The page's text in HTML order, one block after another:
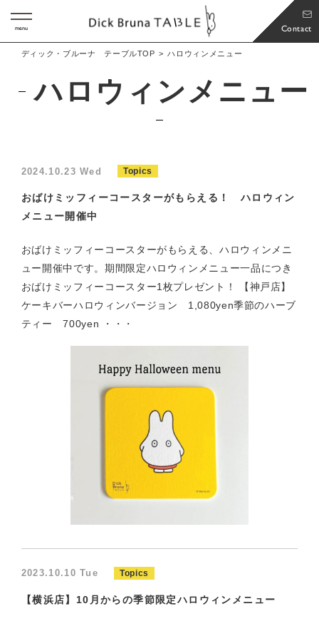
Contact
menu
ディック・ブルーナ テーブルTOP ハロウィンメニュー
ハロウィンメニュー
2024.10.23 Wed Topics
おばけミッフィーコースターがもらえる！ ハロウィン
メニュー開催中
おばけミッフィーコースターがもらえる、ハロウィンメニ
ュー開催中です。期間限定ハロウィンメニュー一品につき
おばけミッフィーコースター1枚プレゼント！ 【神戸店】
ケーキバーハロウィンバージョン 1,080yen季節のハーブ
ティー 700yen ・・・
2023.10.10 Tue Topics
【横浜店】10月からの季節限定ハロウィンメニュー